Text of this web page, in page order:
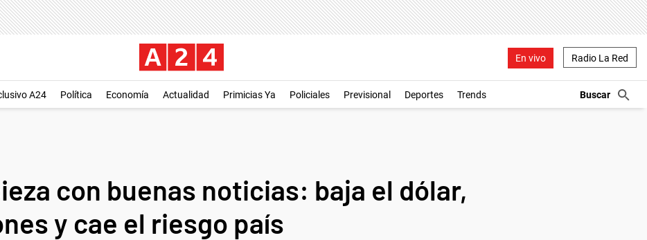
En vivo Radio La Red
A24 Política Economía Actualidad Primicias Ya Policiales Previsional Deportes Trends
con buenas noticias: baja el dólar,
y cae el riesgo país